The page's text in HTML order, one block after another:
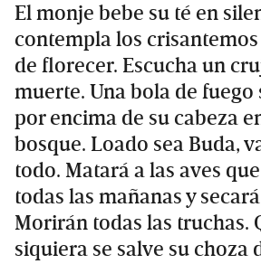
El monje bebe su té en
contempla los
de florecer. Escucha un
muerte. Una bola de fuego
por encima de su cabeza
bosque. Loado sea Buda,
todo. Matará a las aves
todas las mañanas y
Morirán todas las truchas.
siquiera se salve su choza